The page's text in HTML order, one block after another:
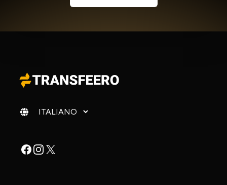
Cambia lingua
Facebook
Instagram
X